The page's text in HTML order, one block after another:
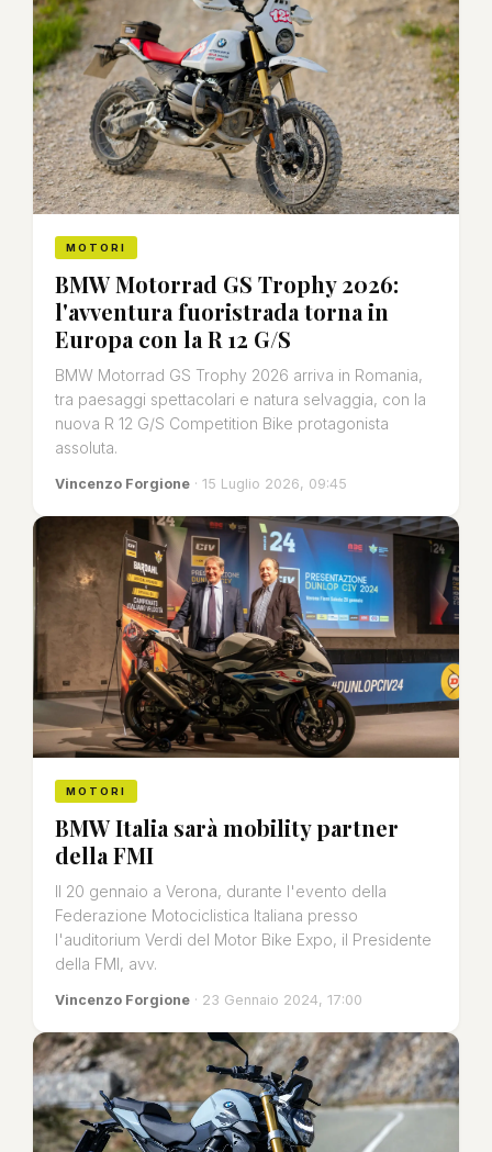
MOTORI
BMW Motorrad GS Trophy 2026:
l'avventura fuoristrada torna in
Europa con la R 12 G/S
BMW Motorrad GS Trophy 2026 arriva in Romania,
tra paesaggi spettacolari e natura selvaggia, con la
nuova R 12 G/S Competition Bike protagonista
assoluta.
Vincenzo Forgione · 15 Luglio 2026, 09:45
MOTORI
BMW Italia sarà mobility partner
della FMI
Il 20 gennaio a Verona, durante l'evento della
Federazione Motociclistica Italiana presso
l'auditorium Verdi del Motor Bike Expo, il Presidente
della FMI, avv.
Vincenzo Forgione · 23 Gennaio 2024, 17:00